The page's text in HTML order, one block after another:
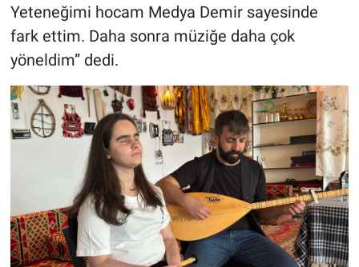
Yeteneğimi hocam Medya Demir sayesinde
fark ettim. Daha sonra müziğe daha çok
yöneldim” dedi.